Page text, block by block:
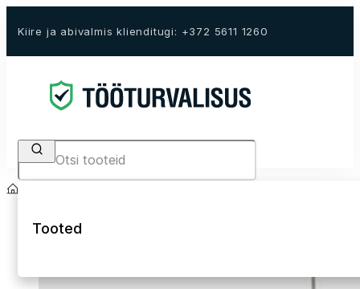
Kiire ja abivalmis klienditugi: +372 5611 1260
Search
Tooted
Avaleht